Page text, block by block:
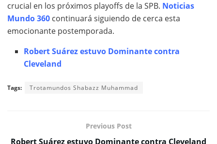
crucial en los próximos playoffs de la SPB. Noticias
Mundo 360 continuará siguiendo de cerca esta
emocionante postemporada.
Robert Suárez estuvo Dominante contra
Cleveland
Tags: Trotamundos Shabazz Muhammad
Previous Post
Robert Suárez estuvo Dominante contra Cleveland